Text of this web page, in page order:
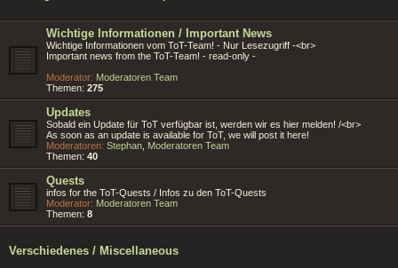
Wichtige Informationen / Important News
Wichtige Informationen vom ToT-Team! - Nur Lesezugriff -<br>
Important news from the ToT-Team! - read-only -
Moderator: Moderatoren Team
Themen: 275
Updates
Sobald ein Update für ToT verfügbar ist, werden wir es hier melden! /<br>
As soon as an update is available for ToT, we will post it here!
Moderatoren: Stephan Moderatoren Team
Themen: 40
Quests
infos for the ToT-Quests / Infos zu den ToT-Quests
Moderator: Moderatoren Team
Themen: 8
Verschiedenes / Miscellaneous